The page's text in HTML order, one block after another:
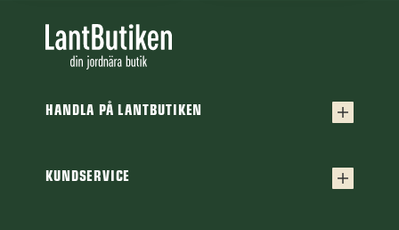
HANDLA PÅ LANTBUTIKEN
Frakt & leverans
KUNDSERVICE